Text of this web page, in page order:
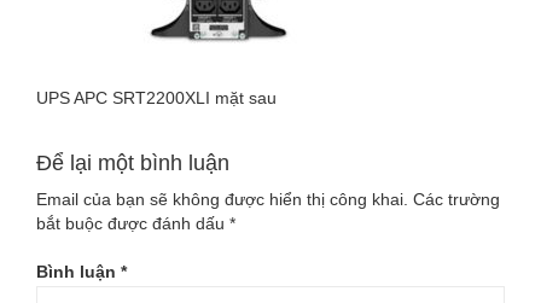
UPS APC SRT2200XLI mặt sau
Để lại một bình luận
Email của bạn sẽ không được hiển thị công khai. Các trường
bắt buộc được đánh dấu *
Bình luận *